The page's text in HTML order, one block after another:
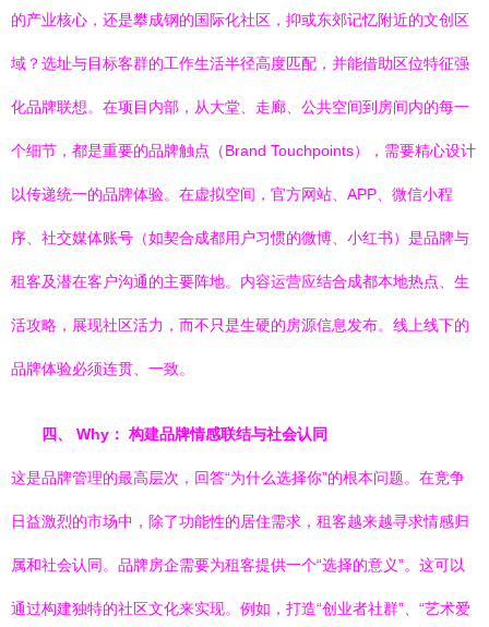
的产业核心，还是攀成钢的国际化社区，抑或东郊记忆附近的文创区
域？选址与目标客群的工作生活半径高度匹配，并能借助区位特征强
化品牌联想。在项目内部，从大堂、走廊、公共空间到房间内的每一
个细节，都是重要的品牌触点（Brand Touchpoints），需要精心设计
以传递统一的品牌体验。在虚拟空间，官方网站、APP、微信小程
序、社交媒体账号（如契合成都用户习惯的微博、小红书）是品牌与
租客及潜在客户沟通的主要阵地。内容运营应结合成都本地热点、生
活攻略，展现社区活力，而不只是生硬的房源信息发布。线上线下的
品牌体验必须连贯、一致。
四、 Why： 构建品牌情感联结与社会认同
这是品牌管理的最高层次，回答“为什么选择你”的根本问题。在竞争
日益激烈的市场中，除了功能性的居住需求，租客越来越寻求情感归
属和社会认同。品牌房企需要为租客提供一个“选择的意义”。这可以
通过构建独特的社区文化来实现。例如，打造“创业者社群”、“艺术爱